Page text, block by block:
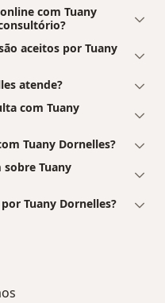
com Tuany
aceitos por Tuany
atende?
com Tuany
Tuany Dornelles?
Tuany
Tuany Dornelles?